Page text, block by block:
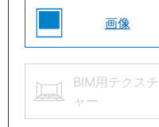
画像
BIM用テクスチ
ャー